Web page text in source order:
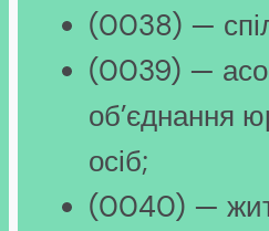
(0038) —
(0039) —
об’єднання
осіб;
(0040) —